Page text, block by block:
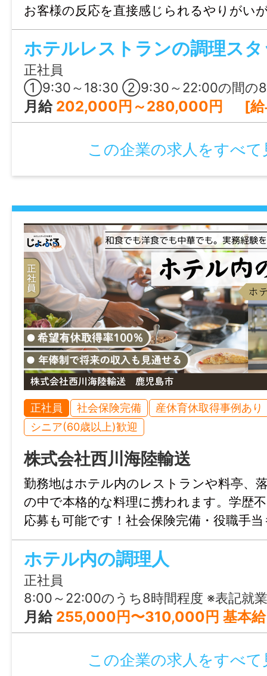
09:00〜18:00
上記時間内で4時間～
休憩時間
60分
就業日
月～日曜日の週5日程度のシフト制
休日・休暇
シフトによる完全週休2日制
※6ヶ月経過後の年次有給休暇日数：10日
諸手当
昇給あり
加入保険等
雇用保険、労災保険
時間外
なし
特記事項
・受動喫煙防止対策：屋内禁煙
・試用期間：なし
・雇用期間の定め：なし
・定年制：なし
・再雇用制度：なし
・固定残業代制：なし
・マイカー通勤不可
・賃金締切日：月末固定、支払日：翌月20
・育児休業取得実績なし
・介護休業取得実績なし
・就労継続支援A型事業所への応募にあた
お客様の反応を直接感じられるやりがい
泉無料利用やジム、200円のまかないな
実。安定した母体のもと、これまでの経
ら長く働ける環境です。
ホテルレストランの調理ス
正社員
①9:30～18:30 ②9:30～22:00の間の8時間程度 ※①もしくは② ※1ヶ
月給 202,000円～280,000円 [給与の内訳] 基本給：182,000円～240,000円 職
この企業の求人をすべて
正社員 社会保険完備
産休育休取得事例あり
シニア(60歳以上)歓迎
株式会社西川海陸輸送
勤務地はホテル内のレストランや料亭、
の中で本格的な料理に携われます。学歴
応募も可能です！社会保険完備・役職手
定して働ける環境です。調理経験を活か
ップを目指したい方におすすめです◎
ホテル内の調理人
正社員
8:00～22:00のうち8時間程度 ※表記就業時間内で実働8時間のシフト制
月給 255,000円〜310,000円 基本給：120,000～ 特殊手当：115,000円～160,000円 役職手当：20,000円～30,000円 ※年俸制
この企業の求人をすべて